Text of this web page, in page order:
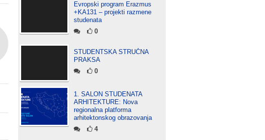
Evropski program Erazmus
+KA131 – projekti razmene
studenata
0
STUDENTSKA STRUČNA
PRAKSA
0
1. SALON STUDENATA
ARHITEKTURE: Nova
regionalna platforma
arhitektonskog obrazovanja
4